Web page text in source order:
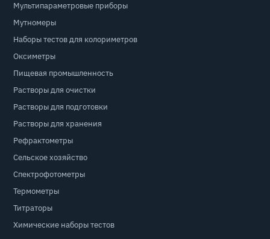
Мультипараметровые приборы
Мутномеры
Наборы тестов для колориметров
Оксиметры
Пищевая промышленность
Растворы для очистки
Растворы для подготовки
Растворы для хранения
Рефрактометры
Сельское хозяйство
Спектрофотометры
Термометры
Титраторы
Химические наборы тестов